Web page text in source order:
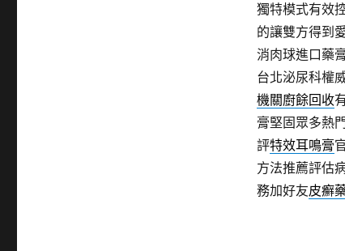
獨特模式有效
的讓雙方得到
消肉球進口藥
台北泌尿科權
機關廚餘回收
膏堅固眾多熱
評特效耳鳴膏
方法推薦評估
務加好友皮癬